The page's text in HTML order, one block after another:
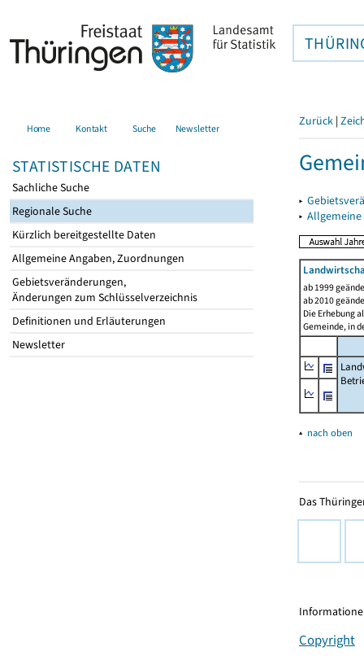
Home Kontakt Suche Newsletter
STATISTISCHE DATEN
Sachliche Suche
Regionale Suche
Kürzlich bereitgestellte Daten
Allgemeine Angaben, Zuordnungen
Gebietsveränderungen,
Änderungen zum Schlüsselverzeichnis
Definitionen und Erläuterungen
Newsletter
Zurück |
▸
▸
ab 1999
ab 2010
Die Erhebung
Gemeinde, in
▴ nach oben
Das
Copyright